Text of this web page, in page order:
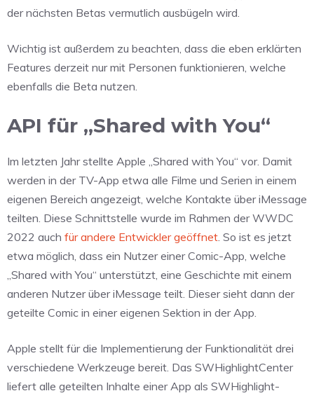
der nächsten Betas vermutlich ausbügeln wird.
Wichtig ist außerdem zu beachten, dass die eben erklärten
Features derzeit nur mit Personen funktionieren, welche
ebenfalls die Beta nutzen.
API für „Shared with You“
Im letzten Jahr stellte Apple „Shared with You“ vor. Damit
werden in der TV-App etwa alle Filme und Serien in einem
eigenen Bereich angezeigt, welche Kontakte über iMessage
teilten. Diese Schnittstelle wurde im Rahmen der WWDC
2022 auch für andere Entwickler geöffnet. So ist es jetzt
etwa möglich, dass ein Nutzer einer Comic-App, welche
„Shared with You“ unterstützt, eine Geschichte mit einem
anderen Nutzer über iMessage teilt. Dieser sieht dann der
geteilte Comic in einer eigenen Sektion in der App.
Apple stellt für die Implementierung der Funktionalität drei
verschiedene Werkzeuge bereit. Das SWHighlightCenter
liefert alle geteilten Inhalte einer App als SWHighlight-